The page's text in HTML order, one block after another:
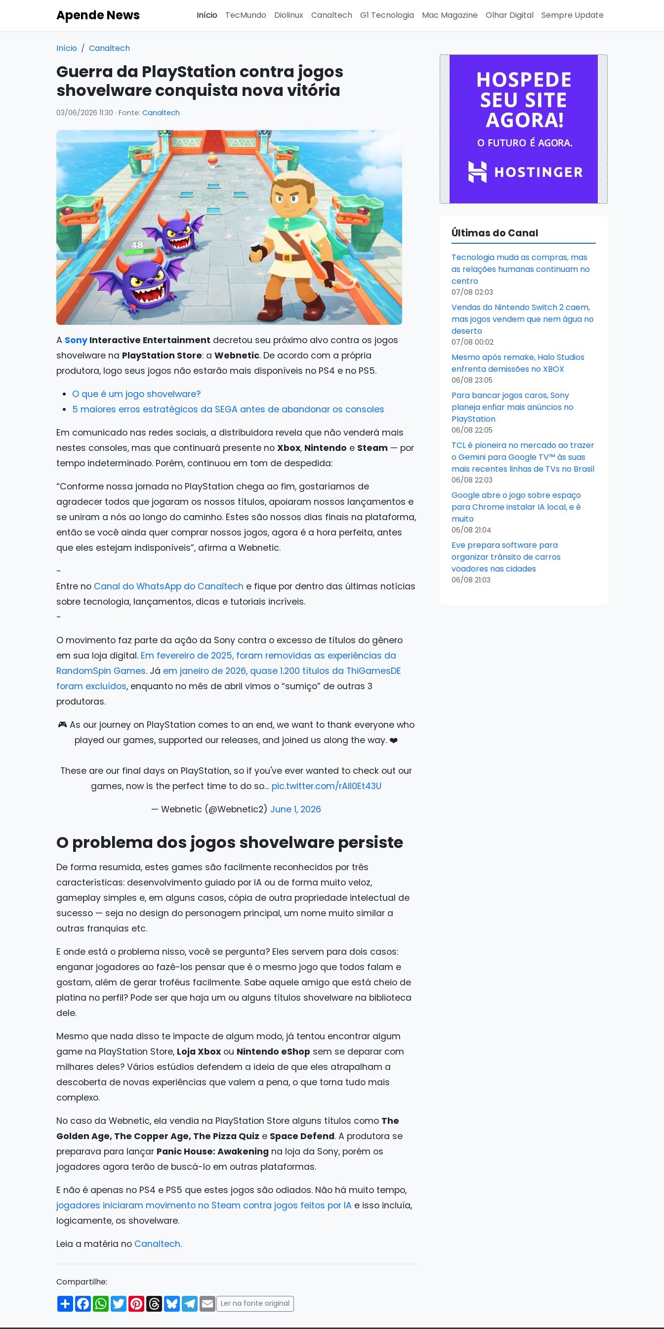
Apende News Início TecMundo Diolinux Canaltech G1 Tecnologia Mac Magazine Olhar Digital Sempre Update
Início Canaltech
Guerra da PlayStation contra jogos
shovelware conquista nova vitória
03/06/2026 11:30 · Fonte: Canaltech
A Sony Interactive Entertainment decretou seu próximo alvo contra os jogos
shovelware na PlayStation Store: a Webnetic. De acordo com a própria
produtora, logo seus jogos não estarão mais disponíveis no PS4 e no PS5.
O que é um jogo shovelware?
5 maiores erros estratégicos da SEGA antes de abandonar os consoles
Em comunicado nas redes sociais, a distribuidora revela que não venderá mais
nestes consoles, mas que continuará presente no Xbox, Nintendo e Steam — por
tempo indeterminado. Porém, continuou em tom de despedida:
“Conforme nossa jornada no PlayStation chega ao fim, gostaríamos de
agradecer todos que jogaram os nossos títulos, apoiaram nossos lançamentos e
se uniram a nós ao longo do caminho. Estes são nossos dias finais na plataforma,
então se você ainda quer comprar nossos jogos, agora é a hora perfeita, antes
que eles estejam indisponíveis”, afirma a Webnetic.
-
Entre no Canal do WhatsApp do Canaltech e fique por dentro das últimas notícias
sobre tecnologia, lançamentos, dicas e tutoriais incríveis.
-
O movimento faz parte da ação da Sony contra o excesso de títulos do gênero
em sua loja digital. Em fevereiro de 2025, foram removidas as experiências da
RandomSpin Games. Já em janeiro de 2026, quase 1.200 títulos da ThiGamesDE
foram excluídos, enquanto no mês de abril vimos o “sumiço” de outras 3
produtoras.
🎮 As our journey on PlayStation comes to an end, we want to thank everyone who
played our games, supported our releases, and joined us along the way. ❤️
These are our final days on PlayStation, so if you've ever wanted to check out our
games, now is the perfect time to do so… pic.twitter.com/rAlI0Et43U
— Webnetic (@Webnetic2) June 1, 2026
O problema dos jogos shovelware persiste
De forma resumida, estes games são facilmente reconhecidos por três
características: desenvolvimento guiado por IA ou de forma muito veloz,
gameplay simples e, em alguns casos, cópia de outra propriedade intelectual de
sucesso — seja no design do personagem principal, um nome muito similar a
outras franquias etc.
E onde está o problema nisso, você se pergunta? Eles servem para dois casos:
enganar jogadores ao fazê-los pensar que é o mesmo jogo que todos falam e
gostam, além de gerar troféus facilmente. Sabe aquele amigo que está cheio de
platina no perfil? Pode ser que haja um ou alguns títulos shovelware na biblioteca
dele.
Mesmo que nada disso te impacte de algum modo, já tentou encontrar algum
game na PlayStation Store, Loja Xbox ou Nintendo eShop sem se deparar com
milhares deles? Vários estúdios defendem a ideia de que eles atrapalham a
descoberta de novas experiências que valem a pena, o que torna tudo mais
complexo.
No caso da Webnetic, ela vendia na PlayStation Store alguns títulos como The
Golden Age, The Copper Age, The Pizza Quiz e Space Defend. A produtora se
preparava para lançar Panic House: Awakening na loja da Sony, porém os
jogadores agora terão de buscá-lo em outras plataformas.
E não é apenas no PS4 e PS5 que estes jogos são odiados. Não há muito tempo,
jogadores iniciaram movimento no Steam contra jogos feitos por IA e isso incluía,
logicamente, os shovelware.
Leia a matéria no Canaltech.
Compartilhe:
Compartilhar
FacebookWhatsApp
TwitterPinterestThreadsBlueskyTelegram
Email
Ler na fonte original
Últimas do Canal
Tecnologia muda as compras, mas
as relações humanas continuam no
centro
07/08 02:03
Vendas do Nintendo Switch 2 caem,
mas jogos vendem que nem água no
deserto
07/08 00:02
Mesmo após remake, Halo Studios
enfrenta demissões no XBOX
06/08 23:05
Para bancar jogos caros, Sony
planeja enfiar mais anúncios no
PlayStation
06/08 22:05
TCL é pioneira no mercado ao trazer
o Gemini para Google TV™ às suas
mais recentes linhas de TVs no Brasil
06/08 22:03
Google abre o jogo sobre espaço
para Chrome instalar IA local, e é
muito
06/08 21:04
Eve prepara software para
organizar trânsito de carros
voadores nas cidades
06/08 21:03